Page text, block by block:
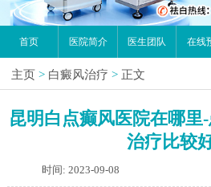
首页 医院简介 医生团队 在线
主页 > 白癜风治疗 > 正文
昆明白点癫风医院在哪里
治疗比较
时间: 2023-09-08